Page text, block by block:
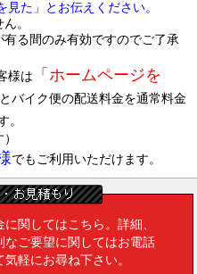
た」とお伝えください。
。
のみ有効ですのでご了承
様は
「ホームページを
バイク便の配送料金を通常料金
。
でもご利用いただけます。
軽自動車(カーゴ便)でお運
で、よろしければフォロ
に関してはこちら。詳細、
なご要望に関してはお電話
気軽にお尋ね下さい。